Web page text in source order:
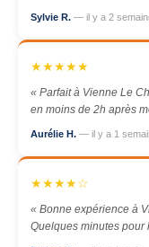
Sylvie R. — il y a 2
★★★★★
« Parfait à Vienne Le
en moins de 2h après
Aurélie H. — il y a 1
★★★★☆
« Bonne expérience à
Quelques minutes pour